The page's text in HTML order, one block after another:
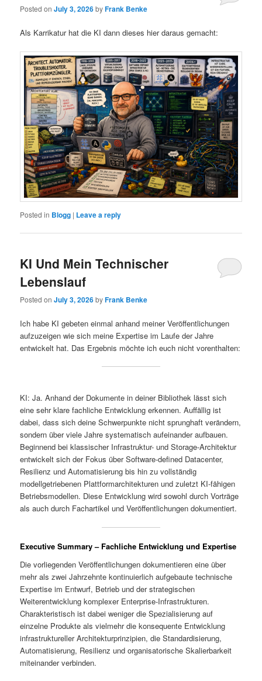
Posted onJuly 3, 2026byFrank Benke
Als Karrikatur hat die KI dann dieses hier daraus gemacht:
Posted in Blogg | Leave a reply
KI Und Mein Technischer
Lebenslauf
Posted onJuly 3, 2026byFrank Benke
Ich habe KI gebeten einmal anhand meiner Veröffentlichungen
aufzuzeigen wie sich meine Expertise im Laufe der Jahre
entwickelt hat. Das Ergebnis möchte ich euch nicht vorenthalten:
KI: Ja. Anhand der Dokumente in deiner Bibliothek lässt sich
eine sehr klare fachliche Entwicklung erkennen. Auffällig ist
dabei, dass sich deine Schwerpunkte nicht sprunghaft verändern,
sondern über viele Jahre systematisch aufeinander aufbauen.
Beginnend bei klassischer Infrastruktur- und Storage-Architektur
entwickelt sich der Fokus über Software-defined Datacenter,
Resilienz und Automatisierung bis hin zu vollständig
modellgetriebenen Plattformarchitekturen und zuletzt KI-fähigen
Betriebsmodellen. Diese Entwicklung wird sowohl durch Vorträge
als auch durch Fachartikel und Veröffentlichungen dokumentiert.
Executive Summary – Fachliche Entwicklung und Expertise
Die vorliegenden Veröffentlichungen dokumentieren eine über
mehr als zwei Jahrzehnte kontinuierlich aufgebaute technische
Expertise im Entwurf, Betrieb und der strategischen
Weiterentwicklung komplexer Enterprise-Infrastrukturen.
Charakteristisch ist dabei weniger die Spezialisierung auf
einzelne Produkte als vielmehr die konsequente Entwicklung
infrastruktureller Architekturprinzipien, die Standardisierung,
Automatisierung, Resilienz und organisatorische Skalierbarkeit
miteinander verbinden.